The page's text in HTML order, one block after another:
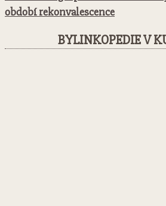
období rekonvalescence
BYLINKOPEDIE V